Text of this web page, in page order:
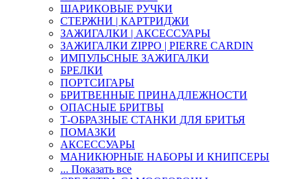
ШАРИКОВЫЕ РУЧКИ
СТЕРЖНИ | КАРТРИДЖИ
ЗАЖИГАЛКИ | АКСЕССУАРЫ
ЗАЖИГАЛКИ ZIPPO | PIERRE CARDIN
ИМПУЛЬСНЫЕ ЗАЖИГАЛКИ
БРЕЛКИ
ПОРТСИГАРЫ
БРИТВЕННЫЕ ПРИНАДЛЕЖНОСТИ
ОПАСНЫЕ БРИТВЫ
Т-ОБРАЗНЫЕ СТАНКИ ДЛЯ БРИТЬЯ
ПОМАЗКИ
АКСЕССУАРЫ
МАНИКЮРНЫЕ НАБОРЫ И КНИПСЕРЫ
... Показать все